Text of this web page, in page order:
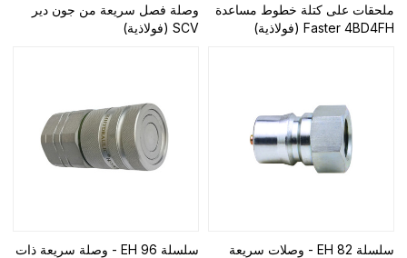
ملحقات على كتلة خطوط مساعدة
Faster 4BD4FH (فولاذية)
وصلة فصل سريعة من جون دير
SCV (فولاذية)
سلسلة EH 82 - وصلات سريعة سلسلة EH 96 - وصلة سريعة ذات